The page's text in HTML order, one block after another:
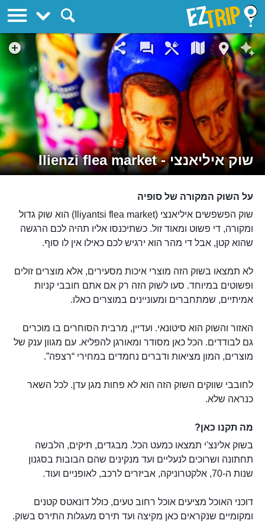
שוק איליאנצי - Ilienzi flea market
על השוק המקורה של סופיה
שוק הפשפשים איליאנצי (Iliyantsi flea market) הוא שוק גדול
ומקורה, די פשוט ומאוד זול. כשתיכנסו אליו תהיה לכם הרגשה
שהוא קטן, אבל די מהר הוא ירגיש לכם כאילו אין לו סוף.
לא תמצאו בשוק הזה מוצרי איכות מסעירים, אלא מוצרים זולים
ופשוטים במיוחד. סעו לשוק הזה רק אם אתם חובבי קניות
אמיתיים, שמתחברים ומעוניינים במוצרים כאלו.
האזור והשוק הוא סיטונאי. ועדיין, מרבית הסוחרים בו מוכרים
גם לבודדים. הכל כאן מסודר ומאורגן להפליא. עם מגוון ענק של
מוצרים, המון מציאות ודברים נחמדים במחירי “רצפה”.
לחובבי שווקים השוק הזה הוא לא פחות מגן עדן. לכל השאר
כנראה שלא.
מה תקנו כאן?
בשוק אלינצ'י תמצאו כמעט הכל. מבגדים, תיקים, הלבשה
תחתונה ושרוכים לנעליים ועד מנקינים שהם הבובות בסגנון
שנות ה-70, אלקטרוניקה, אביזרים לרכב, לאופניים ועוד.
דוכני האוכל מציעים אוכל רחוב טעים, כולל דונאטס קטנים
ומקומיים שנקראים כאן מקיצה ועד תירס מעגלות התירס בשוק.
EZTrip